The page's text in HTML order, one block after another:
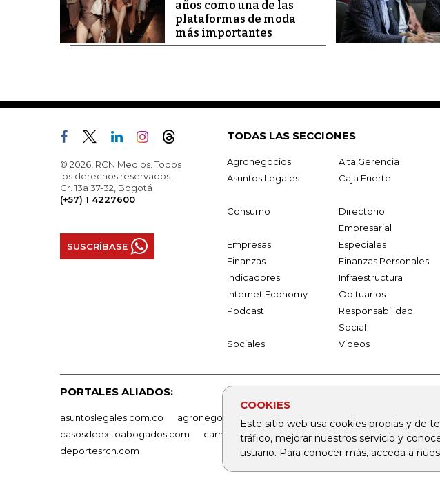
COOKIES
Este sitio web usa cookies propias y de
tráfico, mejorar nuestros servicio y
usuario. Para conocer más, acceda a
años como una de las
plataformas de moda
más importantes
© 2026, RCN Medios. Todos
los derechos reservados.
Cr. 13a 37-32, Bogotá
(+57) 1 4227600
SUSCRÍBASE
TODAS LAS SECCIONES
Agronegocios Alta Gerencia
Asuntos Legales
Caja Fuerte
Consumo
Directorio
Empresarial
Empresas Especiales
Finanzas
Finanzas Personales
Indicadores
Infraestructura
Internet Economy
Obituarios
Podcast
Responsabilidad
Social
Sociales Videos
PORTALES ALIADOS:
asuntoslegales.com.co agronegocios.co empresas.larepublica.co
casosdeexitoabogados.com
carnavalindustriacultural.com canalrcn.com
deportesrcn.com